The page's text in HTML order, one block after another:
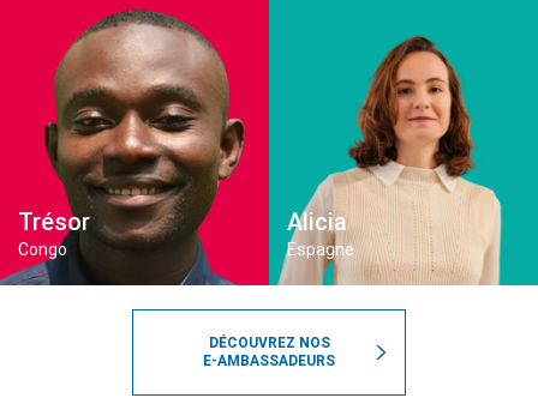
Trésor
Congo
Alicia
Espagne
DÉCOUVREZ NOS
E-AMBASSADEURS